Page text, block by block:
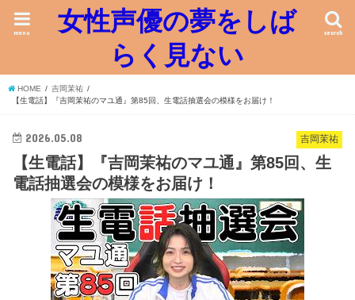
女性声優の夢をしば
らく見ない
search
menu
HOME
吉岡茉祐
【生電話】『吉岡茉祐のマユ通』第85回、生電話抽選会の模様をお届け！
吉岡茉祐
2026.05.08
【生電話】『吉岡茉祐のマユ通』第85回、生
電話抽選会の模様をお届け！